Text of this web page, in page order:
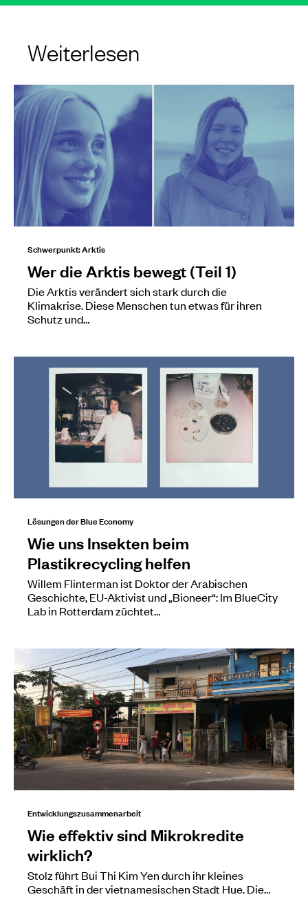
Weiterlesen
Schwerpunkt: Arktis
Wer die Arktis bewegt (Teil 1)
Die Arktis verändert sich stark durch die
Klimakrise. Diese Menschen tun etwas für ihren
Schutz und…
Lösungen der Blue Economy
Wie uns Insekten beim
Plastikrecycling helfen
Willem Flinterman ist Doktor der Arabischen
Geschichte, EU-Aktivist und „Bioneer“: Im BlueCity
Lab in Rotterdam züchtet…
Entwicklungszusammenarbeit
Wie effektiv sind Mikrokredite
wirklich?
Stolz führt Bui Thi Kim Yen durch ihr kleines
Geschäft in der vietnamesischen Stadt Hue. Die…